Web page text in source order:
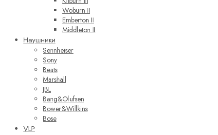
Woburn II
Emberton II
Middleton II
Наушники
Sennheiser
Sony
Beats
Marshall
JBL
Bang&Olufsen
Bower&Willkins
Bose
VLP